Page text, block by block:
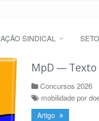
AÇÃO SINDICAL
MpD — Texto
Concursos 2026
mobilidade por
Artigo